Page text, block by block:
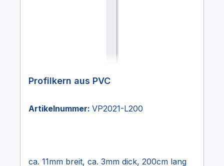
Profilkern aus PVC
Artikelnummer: VP2021-L200
ca. 11mm breit, ca. 3mm dick, 200cm lang